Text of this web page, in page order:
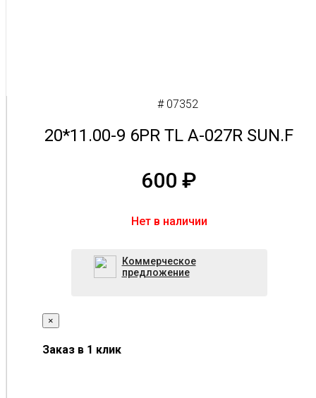
# 07352
20*11.00-9 6PR TL A-027R SUN.F
600 ₽
Нет в наличии
Коммерческое
предложение
×
Заказ в 1 клик